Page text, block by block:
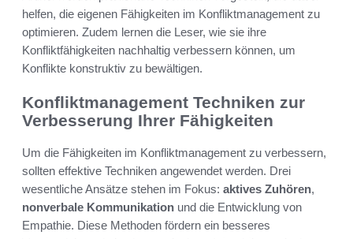
helfen, die eigenen Fähigkeiten im Konfliktmanagement zu
optimieren. Zudem lernen die Leser, wie sie ihre
Konfliktfähigkeiten nachhaltig verbessern können, um
Konflikte konstruktiv zu bewältigen.
Konfliktmanagement Techniken zur
Verbesserung Ihrer Fähigkeiten
Um die Fähigkeiten im Konfliktmanagement zu verbessern,
sollten effektive Techniken angewendet werden. Drei
wesentliche Ansätze stehen im Fokus: aktives Zuhören,
nonverbale Kommunikation und die Entwicklung von
Empathie. Diese Methoden fördern ein besseres